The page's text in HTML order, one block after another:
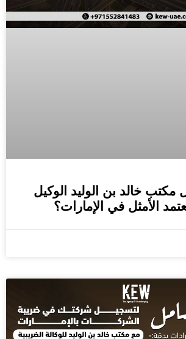
مكتب خالد بن الوليد الوكيل
الأمثل في الإمارات؟